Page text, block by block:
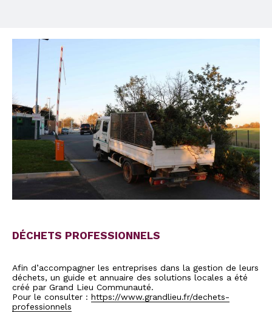
DÉCHETS PROFESSIONNELS
Afin d’accompagner les entreprises dans la gestion de leurs
déchets, un guide et annuaire des solutions locales a été
créé par Grand Lieu Communauté.
Pour le consulter : https://www.grandlieu.fr/dechets-
professionnels